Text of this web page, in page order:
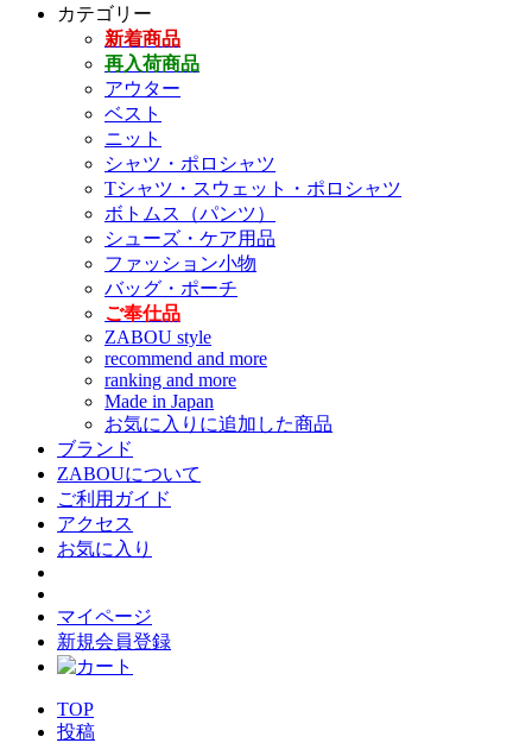
カテゴリー
新着商品
再入荷商品
アウター
ベスト
ニット
シャツ・ポロシャツ
Tシャツ・スウェット・ポロシャツ
ボトムス（パンツ）
シューズ・ケア用品
ファッション小物
バッグ・ポーチ
ご奉仕品
ZABOU style
recommend and more
ranking and more
Made in Japan
お気に入りに追加した商品
ブランド
ZABOUについて
ご利用ガイド
アクセス
お気に入り
マイページ
新規会員登録
TOP
投稿